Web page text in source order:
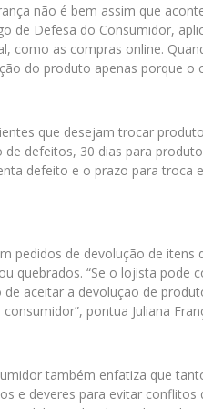
não é bem assim que
de Defesa do Consumidor,
como as compras online.
do produto apenas porque o
que desejam trocar
defeitos, 30 dias para
defeito e o prazo para troca
pedidos de devolução de
quebrados. “Se o lojista pode
aceitar a devolução de
pontua Juliana
também enfatiza que
e deveres para evitar conflitos